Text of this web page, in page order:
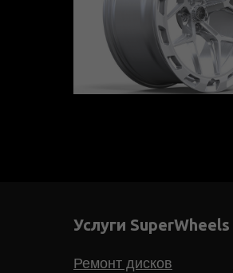
Услуги SuperWheels
Ремонт дисков